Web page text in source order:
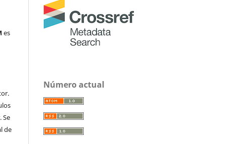
es
Se
de
Número actual